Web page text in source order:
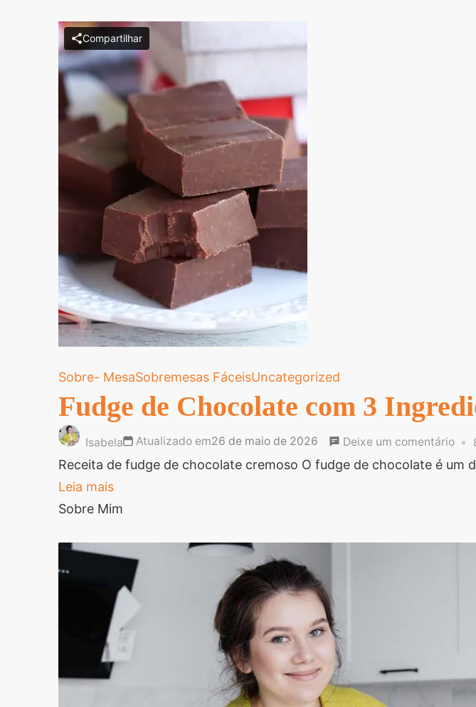
Compartilhar
Sobre- MesaSobremesas FáceisUncategorized
Fudge de Chocolate com 3
Isabela Atualizado em26 de maio de 2026 Deixe um comentárioem
Receita de fudge de chocolate cremoso O fudge de chocolate é um
Leia mais
Sobre Mim